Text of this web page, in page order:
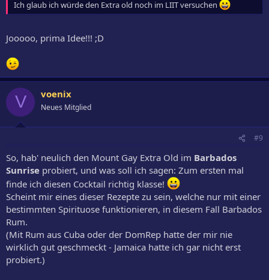
Ich glaub ich würde den Extra old noch im LIIT versuchen
Jooooo, prima Idee!!! ;D
V voenix
Neues Mitglied
#9
So, hab' neulich den Mount Gay Extra Old im Barbados
Sunrise probiert, und was soll ich sagen: Zum ersten mal
finde ich diesen Cocktail richtig klasse!
Scheint mir eines dieser Rezepte zu sein, welche nur mit einer
bestimmten Spirituose funktionieren, in diesem Fall Barbados
Rum.
(Mit Rum aus Cuba oder der DomRep hatte der mir nie
wirklich gut geschmeckt - Jamaica hatte ich gar nicht erst
probiert.)